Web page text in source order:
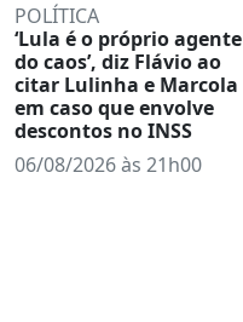
POLÍTICA
‘Lula é o próprio agente
do caos’, diz Flávio ao
citar Lulinha e Marcola
em caso que envolve
descontos no INSS
06/08/2026 às 21h00